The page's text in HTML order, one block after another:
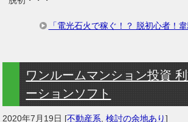
「電光石火で稼ぐ！？ 脱初心者！
ワンルームマンション投資
ーションソフト
2020年7月19日 [不動産系 ,検討の余地あり]